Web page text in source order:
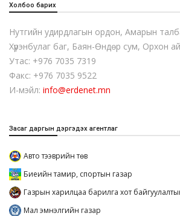
Холбоо барих
Нутгийн удирдлагын ордон, Амарын
Хүрэнбулаг баг, Баян-Өндөр сум, Орхон
Утас: +976 7035 7319
Факс: +976 7035 9522
И-мэйл: info@erdenet.mn
Засаг даргын дэргэдэх агентлаг
Авто тээврийн төв
Биеийн тамир, спортын газар
Газрын харилцаа барилга хот
Мал эмнэлгийн газар